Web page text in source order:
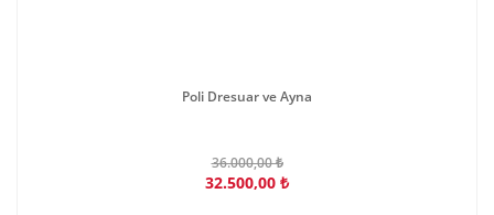
Poli Dresuar ve Ayna
36.000,00 ₺
32.500,00 ₺